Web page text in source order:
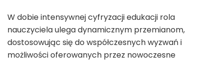
W dobie intensywnej cyfryzacji edukacji rola
nauczyciela ulega dynamicznym przemianom,
dostosowując się do współczesnych wyzwań i
możliwości oferowanych przez nowoczesne